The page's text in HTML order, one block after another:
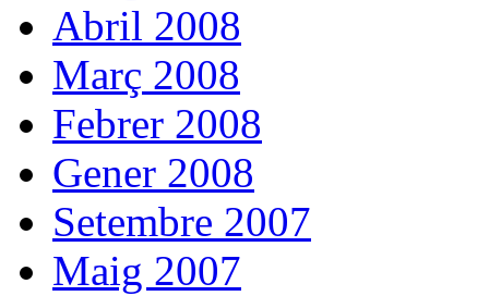
Abril 2008
Març 2008
Febrer 2008
Gener 2008
Setembre 2007
Maig 2007